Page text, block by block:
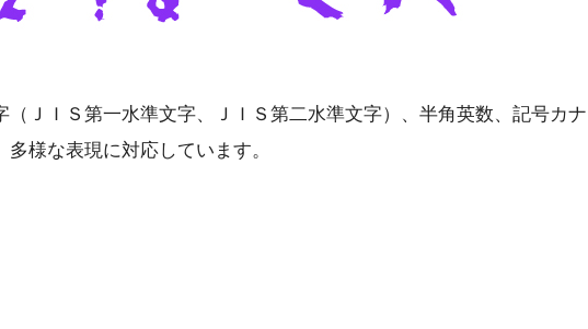
ＪＩＳ第一水準文字、ＪＩＳ第二水準文字）、半角英数、記号カ
様な表現に対応しています。